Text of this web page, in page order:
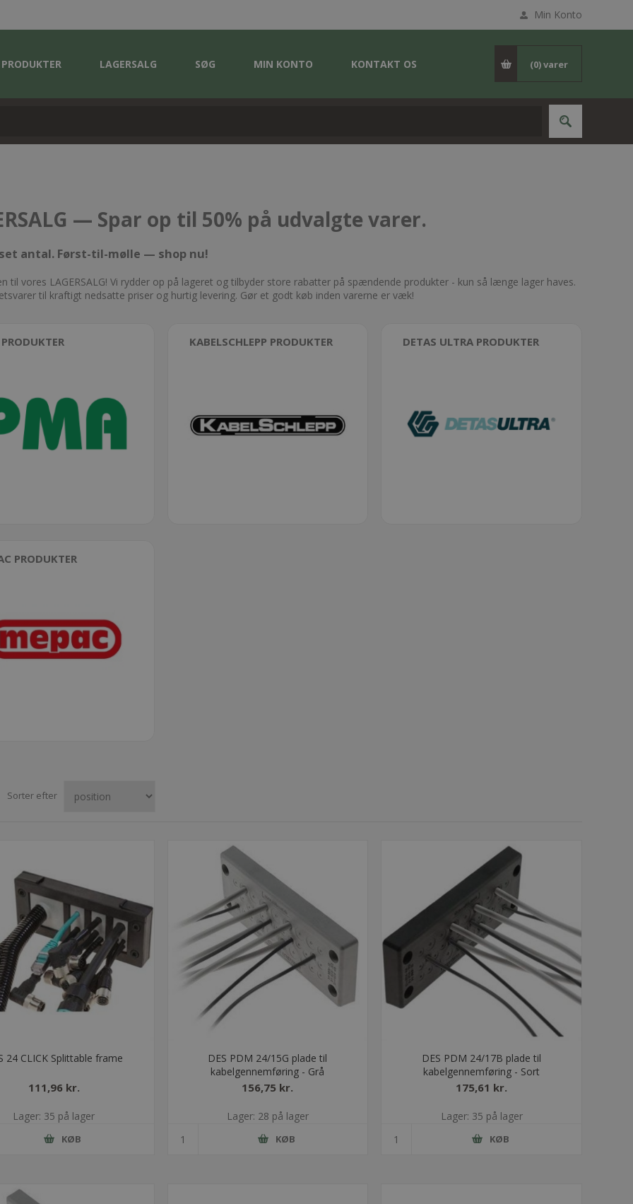
Min Konto
PRODUKTER LAGERSALG SØG MIN KONTO KONTAKT OS (0)varer
— Spar op til 50% på udvalgte varer.
antal. Først-til-mølle — shop nu!
til vores LAGERSALG! Vi rydder op på lageret og tilbyder store rabatter på spændende produkter - kun så længe lager haves.
til kraftigt nedsatte priser og hurtig levering. Gør et godt køb inden varerne er væk!
KABELSCHLEPP PRODUKTER DETAS ULTRA PRODUKTER
PRODUKTER
Sorter efter
24 CLICK Splittable frame
111,96 kr.
Lager: 35 på lager
KØB
DES PDM 24/15G plade til
kabelgennemføring - Grå
156,75 kr.
Lager: 28 på lager
KØB
DES PDM 24/17B plade til
kabelgennemføring - Sort
175,61 kr.
Lager: 35 på lager
KØB